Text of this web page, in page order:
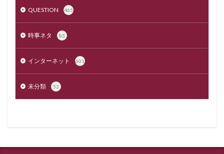
QUESTION 465
時事ネタ 83
インターネット 601
未分類 53